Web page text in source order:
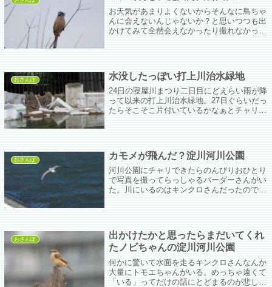
お天気があまりよくないからそんなに鳥ちゃ
んに会えないんじゃないか？と思いつつも出
かけてみて全然会えなかったり撮れなかった
おさんぽ 水没したっぽい打上川治水緑地
24日の寝屋川まつり二日目にどえらい雨が降
って以来の打上川治水緑地。27日ぐらいだっ
たらそこそこ片付いているかなぁとチャリで
おさんぽ カモメが飛んだ？淀川河川公園
河川公園にチャリできたらのんびりおひとり
で写真を撮ってらっしゃるバーダーさんがい
た。川にいるのはキンクロさんだったので同
おさんぽ
出かけたかと思ったらまだいてくれ
たノビちゃんの淀川河川公園
何かに驚いて水面を走るキンクロさんなんか
大量にトモエちゃんがいる。めっちゃ遠くて
「いる」ってだけの話にとどまるのが悲し